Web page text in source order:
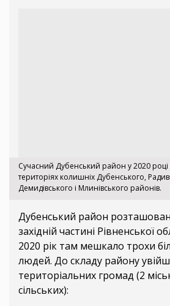
Сучасний Дубенський район у 2020
територіях колишніх Дубенського,
Демидівського і Млинівського районів.
Дубенський район
західній частині Рівненської
2020 рік там мешкало трохи
людей. До складу району
територіальних громад (2
сільських):